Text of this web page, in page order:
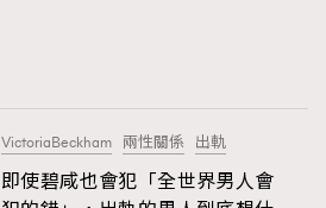
VictoriaBeckham 兩性關係 出軌
即使碧咸也會犯「全世界男人會